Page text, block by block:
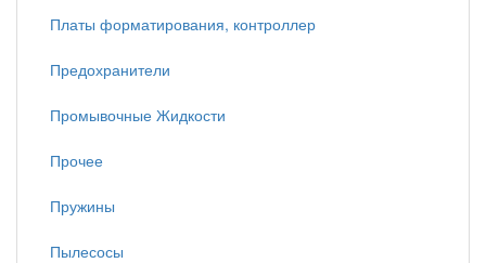
Платы форматирования, контроллер
Предохранители
Промывочные Жидкости
Прочее
Пружины
Пылесосы